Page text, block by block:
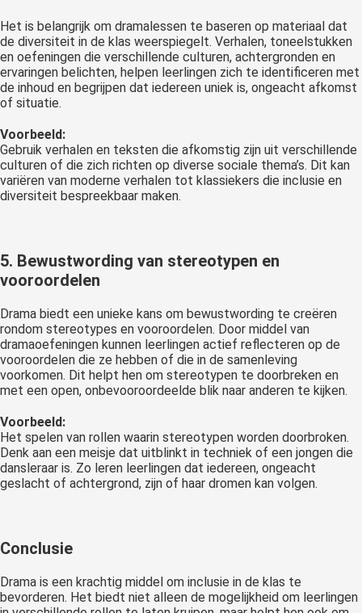
Het is belangrijk om dramalessen te baseren op materiaal dat
de diversiteit in de klas weerspiegelt. Verhalen, toneelstukken
en oefeningen die verschillende culturen, achtergronden en
ervaringen belichten, helpen leerlingen zich te identificeren met
de inhoud en begrijpen dat iedereen uniek is, ongeacht afkomst
of situatie.
Voorbeeld:
Gebruik verhalen en teksten die afkomstig zijn uit verschillende
culturen of die zich richten op diverse sociale thema’s. Dit kan
variëren van moderne verhalen tot klassiekers die inclusie en
diversiteit bespreekbaar maken.
5. Bewustwording van stereotypen en
vooroordelen
Drama biedt een unieke kans om bewustwording te creëren
rondom stereotypes en vooroordelen. Door middel van
dramaoefeningen kunnen leerlingen actief reflecteren op de
vooroordelen die ze hebben of die in de samenleving
voorkomen. Dit helpt hen om stereotypen te doorbreken en
met een open, onbevooroordeelde blik naar anderen te kijken.
Voorbeeld:
Het spelen van rollen waarin stereotypen worden doorbroken.
Denk aan een meisje dat uitblinkt in techniek of een jongen die
dansleraar is. Zo leren leerlingen dat iedereen, ongeacht
geslacht of achtergrond, zijn of haar dromen kan volgen.
Conclusie
Drama is een krachtig middel om inclusie in de klas te
bevorderen. Het biedt niet alleen de mogelijkheid om leerlingen